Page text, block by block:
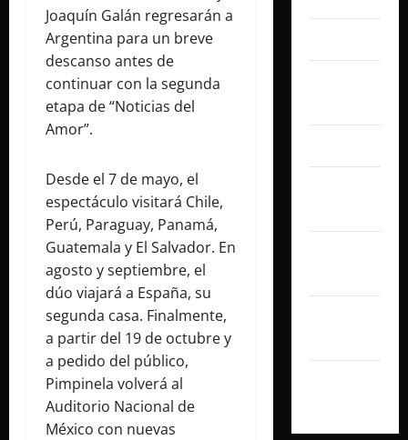
Joaquín Galán regresarán a
Argentina para un breve
descanso antes de
continuar con la segunda
etapa de “Noticias del
Amor”.
Desde el 7 de mayo, el
espectáculo visitará Chile,
Perú, Paraguay, Panamá,
Guatemala y El Salvador. En
agosto y septiembre, el
dúo viajará a España, su
segunda casa. Finalmente,
a partir del 19 de octubre y
a pedido del público,
Pimpinela volverá al
Auditorio Nacional de
México con nuevas